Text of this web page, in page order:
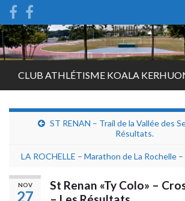
Search for:
CLUB ATHLÉTISME KOALA
ST RENAN – Trail de la Vallée des
Résultats.
LA ROCHELLE – Marathon de La Rochelle
NOV
27
St Renan «Ty Colo» –